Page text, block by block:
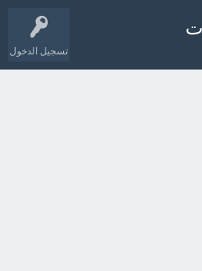
تسجيل الدخول